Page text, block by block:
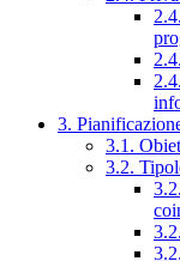
3.
3.1.
3.2.